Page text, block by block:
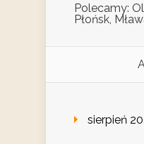
Polecamy:
Płońsk,
sierpień